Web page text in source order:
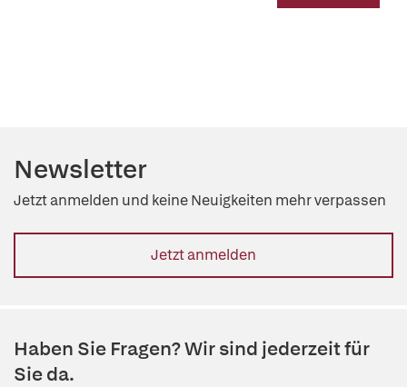
Newsletter
Jetzt anmelden und keine Neuigkeiten mehr verpassen
Jetzt anmelden
Haben Sie Fragen? Wir sind jederzeit für
Sie da.